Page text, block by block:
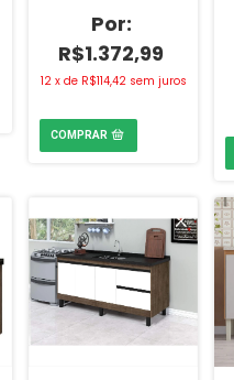
R$1.372,99
12 x de R$114,42 sem juros